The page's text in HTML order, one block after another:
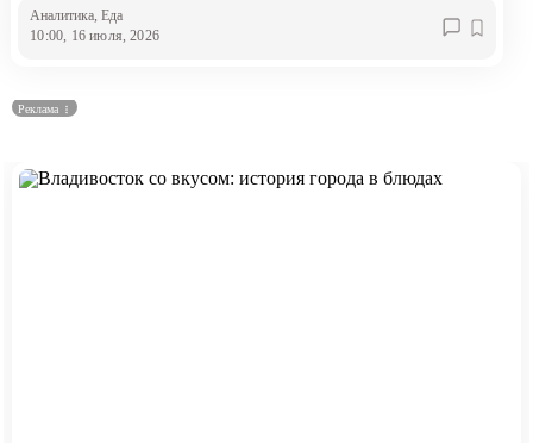
Аналитика , Еда
10:00, 16 июля, 2026
Реклама